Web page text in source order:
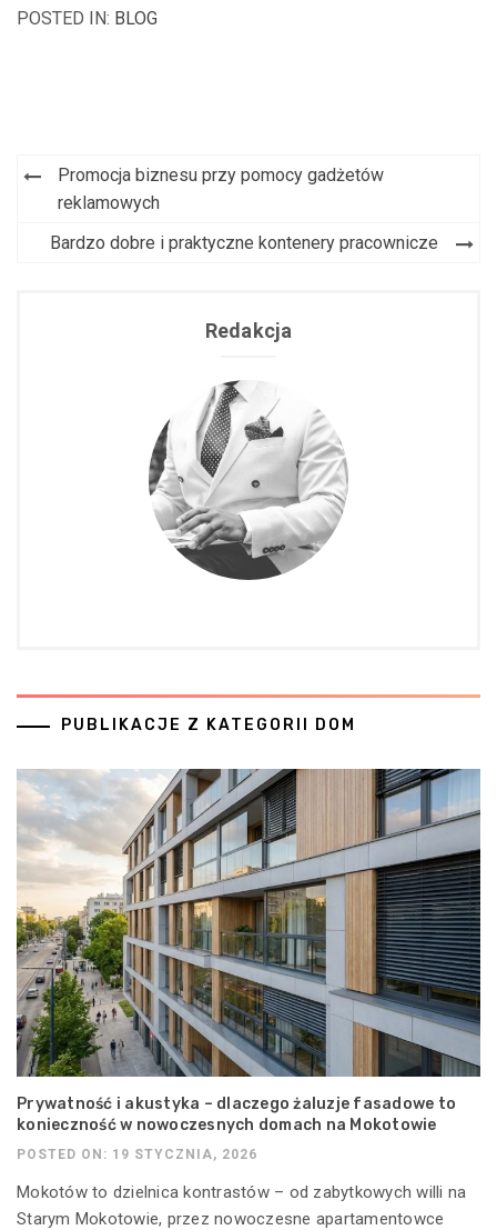
POSTED IN: BLOG
Nawigacja
wpisu
Promocja biznesu przy pomocy gadżetów
reklamowych
Bardzo dobre i praktyczne kontenery pracownicze
Redakcja
PUBLIKACJE Z KATEGORII DOM
Prywatność i akustyka – dlaczego żaluzje fasadowe to
konieczność w nowoczesnych domach na Mokotowie
POSTED ON: 19 STYCZNIA, 2026
Mokotów to dzielnica kontrastów – od zabytkowych willi na
Starym Mokotowie, przez nowoczesne apartamentowce